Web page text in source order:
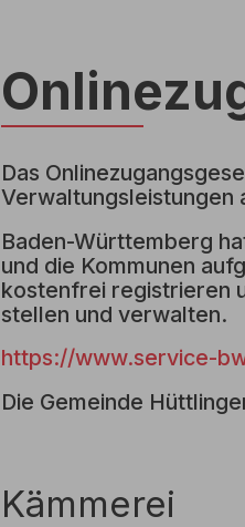
Das
Verwaltungsleistungen
Baden-Württemberg
und die Kommunen
kostenfrei registrieren
stellen und verwalten.
https://www.service-
Die Gemeinde
Kämmerei